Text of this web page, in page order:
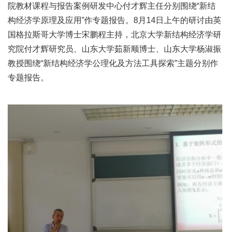
院教材课程与报告案例研发中心付才辉主任分别围绕“新结
构经济学原理及应用”作专题报告。8月14日上午的研讨由英
国格拉斯哥大学博士宋鹏程主持，北京大学新结构经济学研
究院付才辉研究员、山东大学茹新顺博士、山东大学杨淑振
教授围绕“新结构经济学公理化及方法工具探索”主题分别作
专题报告。